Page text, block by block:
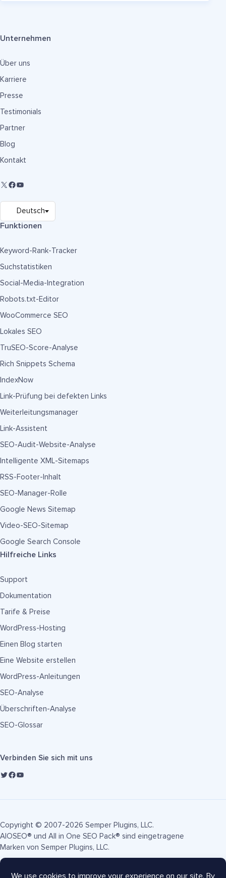
Unternehmen
Über uns
Karriere
Presse
Testimonials
Partner
Blog
Kontakt
Funktionen
Keyword-Rank-Tracker
Suchstatistiken
Social-Media-Integration
Robots.txt-Editor
WooCommerce SEO
Lokales SEO
TruSEO-Score-Analyse
Rich Snippets Schema
IndexNow
Link-Prüfung bei defekten Links
Weiterleitungsmanager
Link-Assistent
SEO-Audit-Website-Analyse
Intelligente XML-Sitemaps
RSS-Footer-Inhalt
SEO-Manager-Rolle
Google News Sitemap
Video-SEO-Sitemap
Google Search Console
Hilfreiche Links
Support
Dokumentation
Tarife & Preise
WordPress-Hosting
Einen Blog starten
Eine Website erstellen
WordPress-Anleitungen
SEO-Analyse
Überschriften-Analyse
SEO-Glossar
Verbinden Sie sich mit uns
Copyright © 2007-2026 Semper Plugins, LLC.
AIOSEO® und All in One SEO Pack® sind eingetragene
Marken von Semper Plugins, LLC.
Nutzungsbedingungen Datenschutzrichtlinie